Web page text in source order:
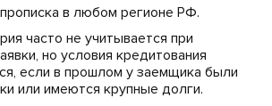
в любом регионе РФ.
часто не учитывается при
но условия кредитования
если в прошлом у заемщика были
или имеются крупные долги.